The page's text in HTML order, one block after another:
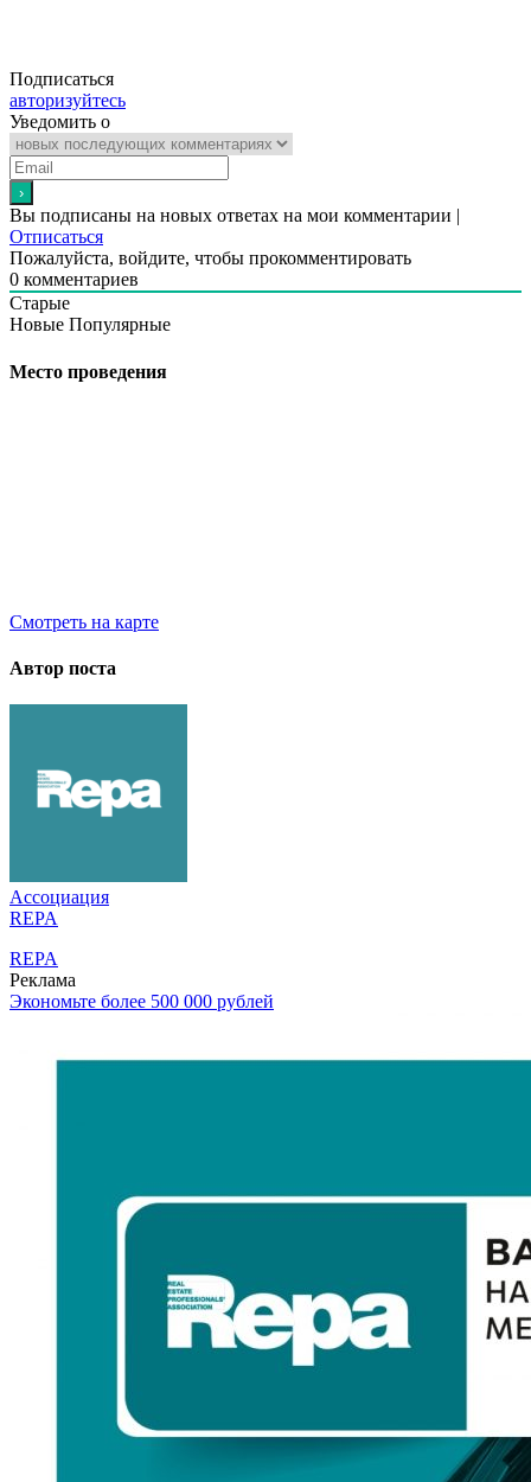
Подписаться
авторизуйтесь
Уведомить о
Вы подписаны на новых ответах на мои комментарии |
Отписаться
Пожалуйста, войдите, чтобы прокомментировать
0 комментариев
Старые
Новые Популярные
Место проведения
Смотреть на карте
Автор поста
Ассоциация
REPA
REPA
Реклама
Экономьте более 500 000 рублей